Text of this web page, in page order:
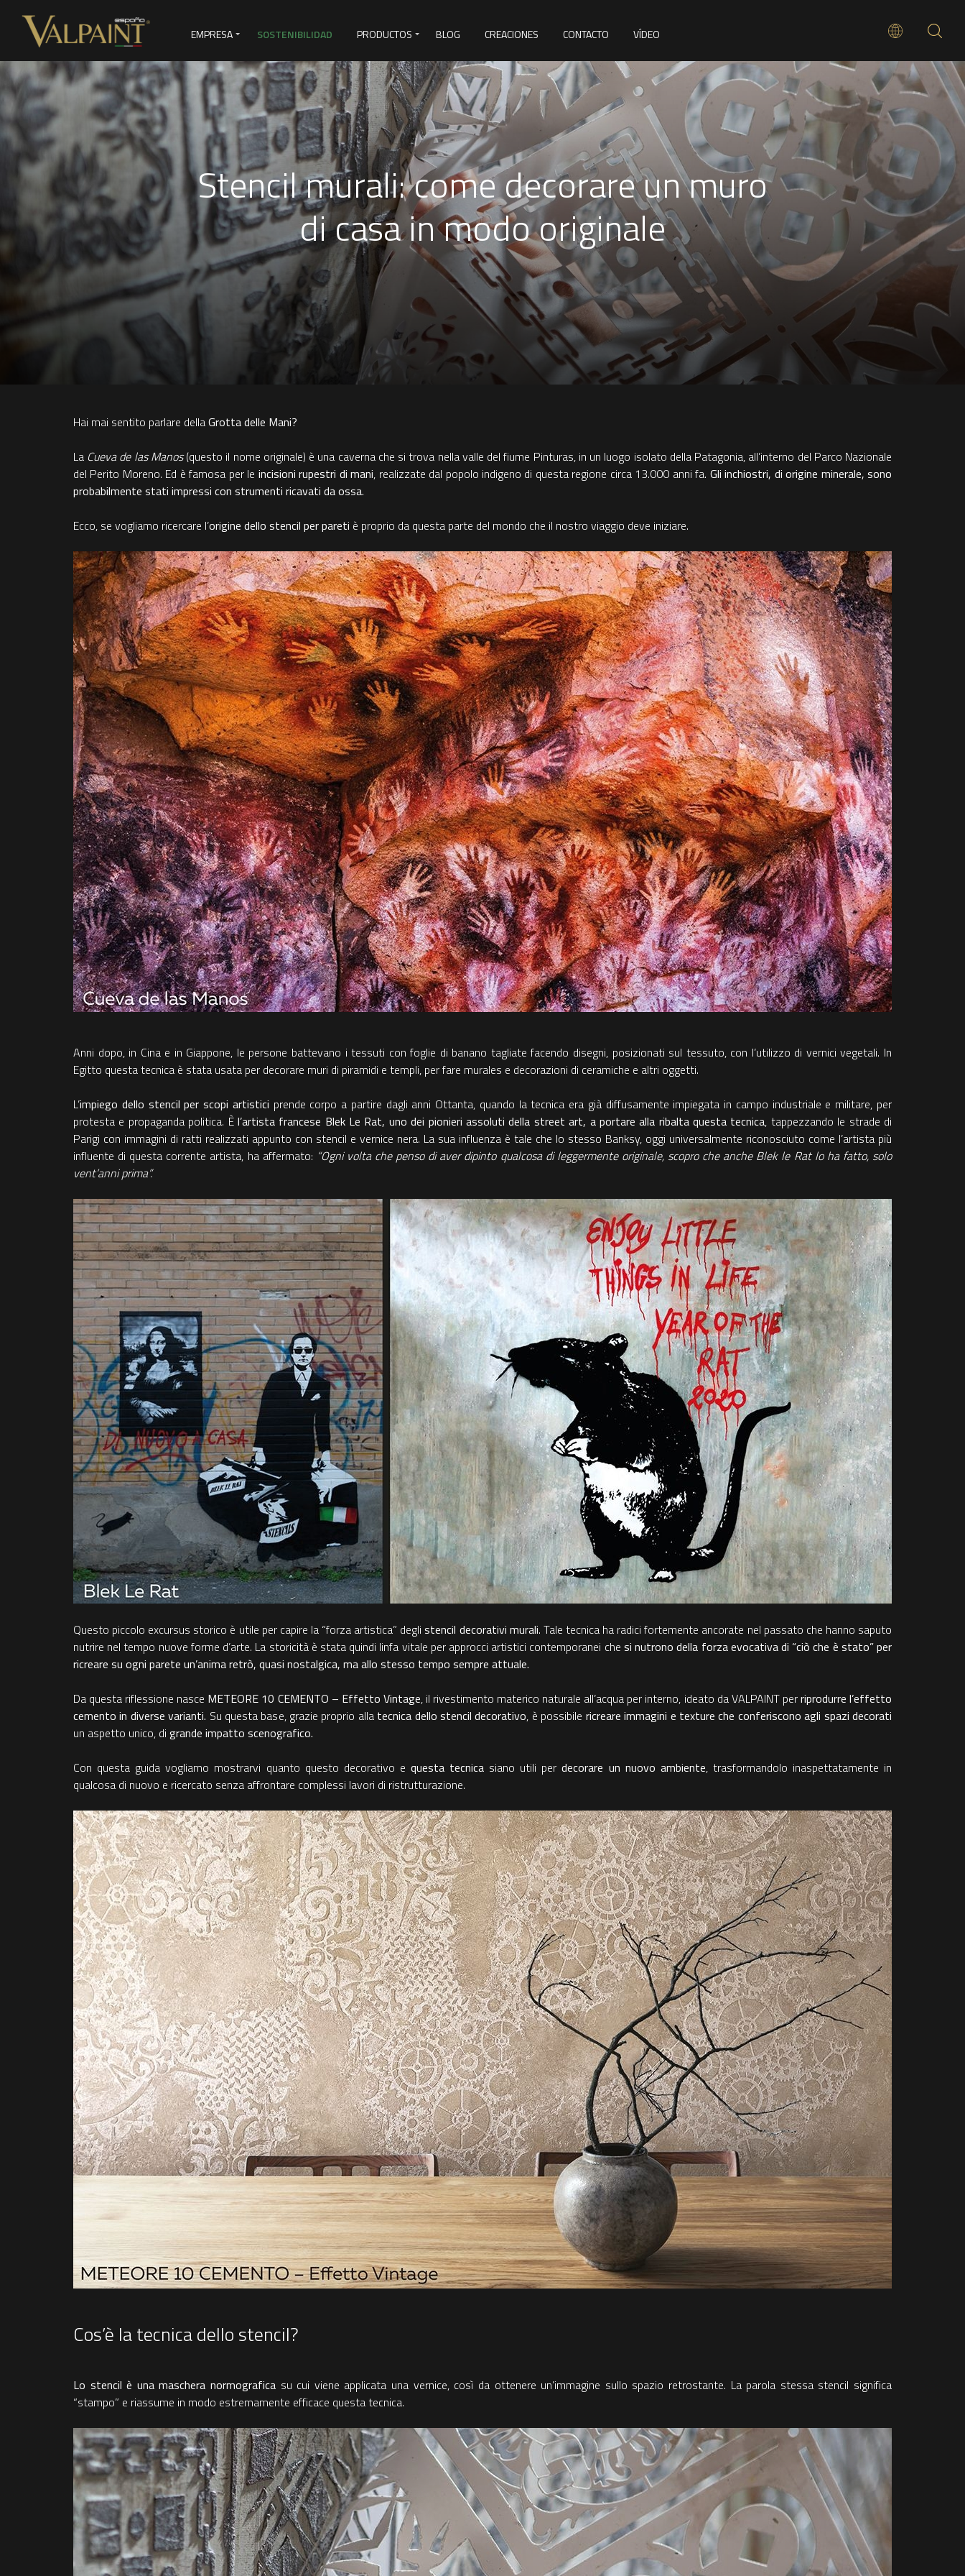
EMPRESA SOSTENIBILIDAD PRODUCTOS BLOG CREACIONES CONTACTO VÍDEO
SERVICIOS DE VENTAS VI&D
Stencil murali: come decorare un muro
di casa in modo originale
Hai mai sentito parlare dellaGrotta delle Mani?
La Cueva de las Manos(questo il nome originale) è una caverna che si trova nella valle del fiume Pinturas, in un luogo isolato della Patagonia, all’interno del Parco Nazionale
del Perito Moreno. Ed è famosa per le incisioni rupestri di mani, realizzate dal popolo indigeno di questa regione circa 13.000 anni fa. Gli inchiostri, di origine minerale, sono
probabilmente stati impressi con strumenti ricavati da ossa.
Ecco, se vogliamo ricercare l’origine dello stencil per pareti è proprio da questa parte del mondo che il nostro viaggio deve iniziare.
Anni dopo, in Cina e in Giappone, le persone battevano i tessuti con foglie di banano tagliate facendo disegni, posizionati sul tessuto, con l’utilizzo di vernici vegetali. In
Egitto questa tecnica è stata usata per decorare muri di piramidi e templi, per fare murales e decorazioni di ceramiche e altri oggetti.
L’impiego dello stencil per scopi artistici prende corpo a partire dagli anni Ottanta, quando la tecnica era già diffusamente impiegata in campo industriale e militare, per
protesta e propaganda politica. È l’artista francese Blek Le Rat, uno dei pionieri assoluti della street art, a portare alla ribalta questa tecnica, tappezzando le strade di
Parigi con immagini di ratti realizzati appunto con stencil e vernice nera. La sua influenza è tale che lo stesso Banksy, oggi universalmente riconosciuto come l’artista più
influente di questa corrente artista, ha affermato: “Ogni volta che penso di aver dipinto qualcosa di leggermente originale, scopro che anche Blek le Rat lo ha fatto, solo
vent’anni prima”.
Questo piccolo excursus storico è utile per capire la “forza artistica” deglistencil decorativi murali. Tale tecnica ha radici fortemente ancorate nel passato che hanno saputo
nutrire nel tempo nuove forme d’arte. La storicità è stata quindi linfa vitale per approcci artistici contemporanei che si nutrono della forza evocativa di “ciò che è stato” per
ricreare su ogni parete un’anima retrò, quasi nostalgica, ma allo stesso tempo sempre attuale.
Da questa riflessione nasce METEORE 10 CEMENTO – Effetto Vintage, il rivestimento materico naturale all’acqua per interno, ideato da VALPAINT perriprodurre l’effetto
cemento in diverse varianti. Su questa base, grazie proprio alla tecnica dello stencil decorativo, è possibile ricreare immagini e texture che conferiscono agli spazi decorati
un aspetto unico, di grande impatto scenografico.
Con questa guida vogliamo mostrarvi quanto questo decorativo e questa tecnica siano utili perdecorare un nuovo ambiente, trasformandolo inaspettatamente in
qualcosa di nuovo e ricercato senza affrontare complessi lavori di ristrutturazione.
Cos’è la tecnica dello stencil?
Lo stencil è una maschera normografica su cui viene applicata una vernice, così da ottenere un’immagine sullo spazio retrostante. La parola stessa stencil significa
“stampo” e riassume in modo estremamente efficace questa tecnica.